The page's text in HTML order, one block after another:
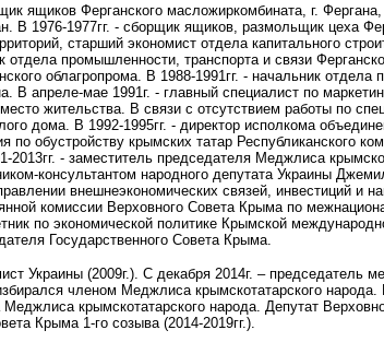
ящиков Ферганского масложиркомбината, г.
В 1976-1977гг. - сборщик ящиков, размольщик цеха
старший экономист отдела капитального
отдела промышленности, транспорта и связи
облагропрома. В 1988-1991гг. - начальник
В апреле-мае 1991г. - главный специалист по
жительства. В связи с отсутствием работы по
дома.
В 1992-1995гг. - директор исполкома
по обустройству крымских татар Республиканского
- заместитель председателя Меджлиса
консультантом народного депутата Украины
внешнеэкономических связей, инвестиций и
комиссии Верховного Совета Крыма по
по экономической политике Крымской
Государственного Совета Крыма.
Украины (2009г.). С декабря 2014г. – председатель
членом Меджлиса крымскотатарского народа.
крымскотатарского народа Депутат
Крыма 1-го созыва (2014-2019гг.).